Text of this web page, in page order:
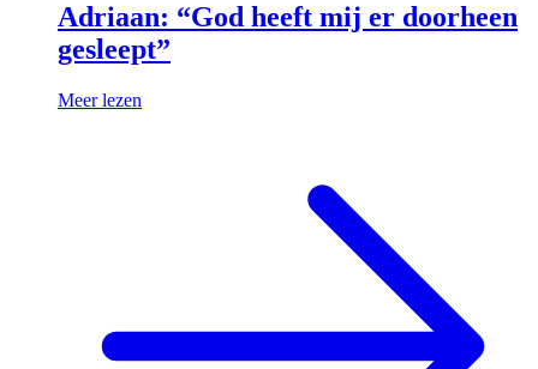
Adriaan: “God heeft mij er doorheen
gesleept”
Meer lezen